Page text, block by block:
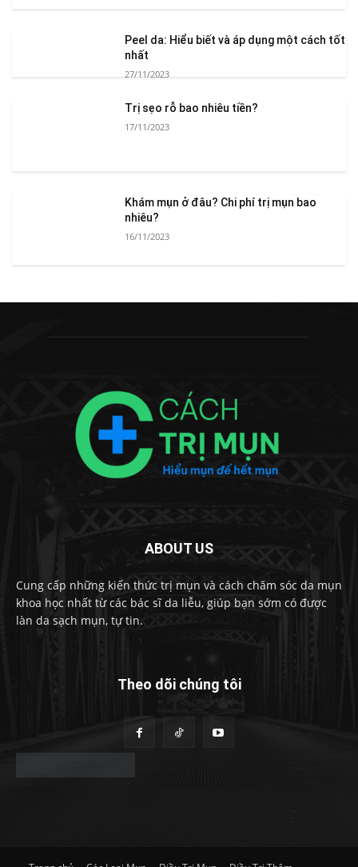
Peel da: Hiểu biết và áp dụng một cách tốt
nhất
27/11/2023
Trị sẹo rỗ bao nhiêu tiền?
17/11/2023
Khám mụn ở đâu? Chi phí trị mụn bao
nhiêu?
16/11/2023
ABOUT US
Cung cấp những kiến thức trị mụn và cách chăm sóc da mụn
khoa học nhất từ các bác sĩ da liễu, giúp bạn sớm có được
làn da sạch mụn, tự tin.
Theo dõi chúng tôi